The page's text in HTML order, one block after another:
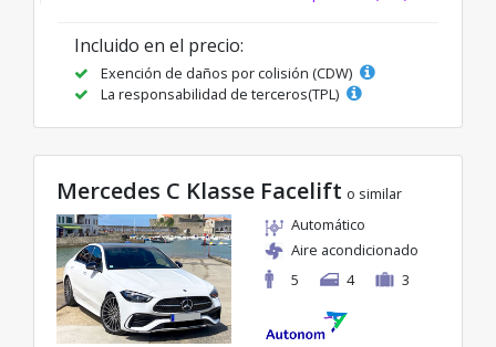
Incluido en el precio:
Exención de daños por colisión (CDW)
La responsabilidad de terceros(TPL)
Mercedes C Klasse Facelift o similar
Automático
Aire acondicionado
5
4 3